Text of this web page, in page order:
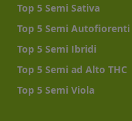
Top 5 Semi Sativa
Top 5 Semi Autofiorenti
Top 5 Semi Ibridi
Top 5 Semi ad Alto THC
Top 5 Semi Viola